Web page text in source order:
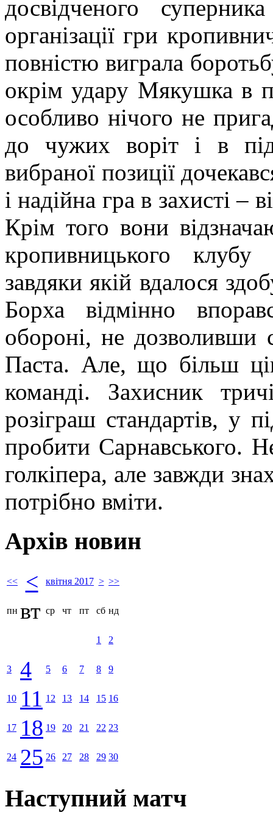
досвідченого
організації гри
повністю виграла
окрім удару Мякушка в
особливо нічого не
до чужих воріт і в
вибраної позиції
і надійна гра в захисті –
Крім того вони
кропивницького
завдяки якій вдалося
Борха відмінно
обороні, не дозволивши
Паста. Але, що більш
команді. Захисник
розіграш стандартів, у
пробити Сарнавського.
голкіпера, але завжди
потрібно вміти.
Архів новин
<< < квітня 2017 > >>
пн вт ср чт пт сб нд
1 2
3 4 5 6 7 8 9
10 11 12 13 14 15 16
17 18 19 20 21 22 23
24 25 26 27 28 29 30
Наступний матч